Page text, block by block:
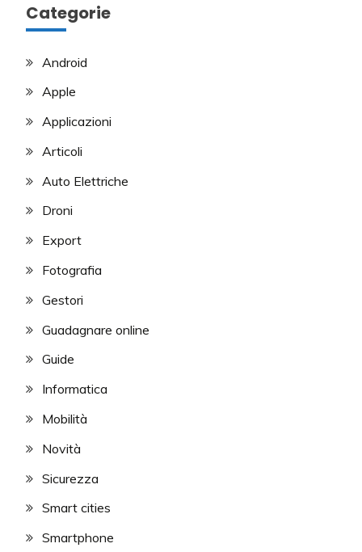
Categorie
Android
Apple
Applicazioni
Articoli
Auto Elettriche
Droni
Export
Fotografia
Gestori
Guadagnare online
Guide
Informatica
Mobilità
Novità
Sicurezza
Smart cities
Smartphone